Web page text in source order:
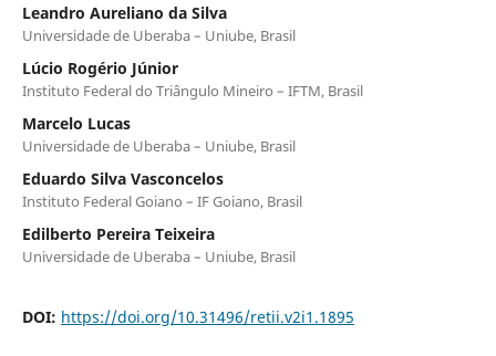
Leandro Aureliano da Silva
Universidade de Uberaba – Uniube, Brasil
Lúcio Rogério Júnior
Instituto Federal do Triângulo Mineiro – IFTM, Brasil
Marcelo Lucas
Universidade de Uberaba – Uniube, Brasil
Eduardo Silva Vasconcelos
Instituto Federal Goiano – IF Goiano, Brasil
Edilberto Pereira Teixeira
Universidade de Uberaba – Uniube, Brasil
DOI: https://doi.org/10.31496/retii.v2i1.1895